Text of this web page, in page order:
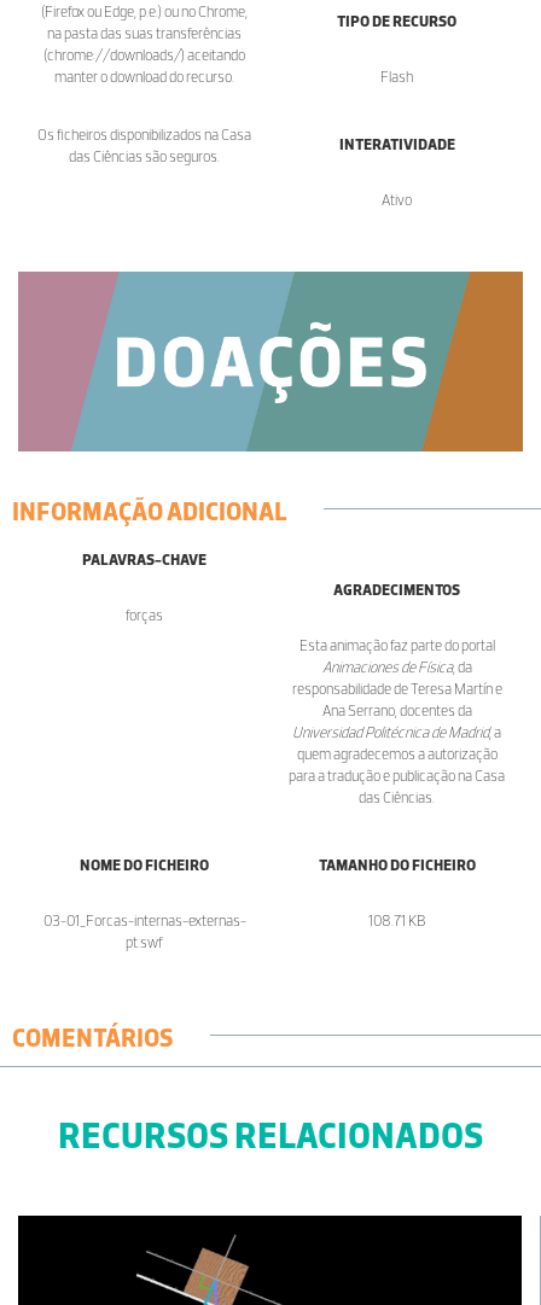
(Firefox ou Edge, p.e.) ou no Chrome,
na pasta das suas transferências
(chrome://downloads/) aceitando
manter o download do recurso.
Os ficheiros disponibilizados na Casa
das Ciências são seguros.
TIPO DE RECURSO
Flash
INTERATIVIDADE
Ativo
INFORMAÇÃO ADICIONAL
PALAVRAS-CHAVE
forças
AGRADECIMENTOS
Esta animação faz parte do portal
Animaciones de Física, da
responsabilidade de Teresa Martín e
Ana Serrano, docentes da
Universidad Politécnica de Madrid, a
quem agradecemos a autorização
para a tradução e publicação na Casa
das Ciências.
NOME DO FICHEIRO
03-01_Forcas-internas-externas-
pt.swf
TAMANHO DO FICHEIRO
108.71 KB
COMENTÁRIOS
RECURSOS RELACIONADOS